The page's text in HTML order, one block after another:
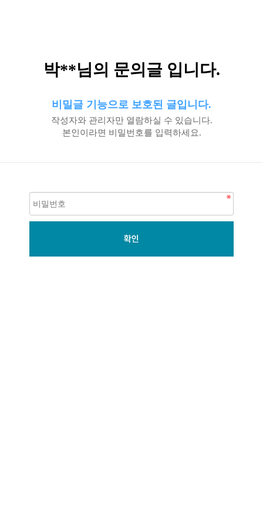
박**님의 문의글 입니다.
비밀글 기능으로 보호된 글입니다.
작성자와 관리자만 열람하실 수 있습니다.
본인이라면 비밀번호를 입력하세요.